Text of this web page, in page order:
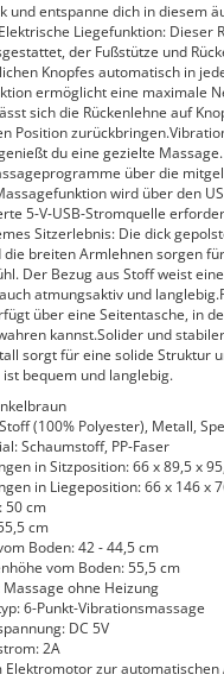
und entspanne dich in diesem
Liegefunktion: Dieser
der Fußstütze und
Knopfes automatisch in
ermöglicht eine maximale
sich die Rückenlehne auf
Position
du eine gezielte
über die
wird über den
5-V-USB-Stromquelle
Sitzerlebnis: Die dick
die breiten Armlehnen sorgen
Der Bezug aus Stoff weist
atmungsaktiv und
über eine Seitentasche, in
kannst.Solider und
sorgt für eine solide Struktur
ist bequem und langlebig.
(100% Polyester), Metall,
Schaumstoff, PP-Faser
in Sitzposition: 66 x 89,5 x
in Liegeposition: 66 x 146 x
50 cm
cm
Boden: 42 - 44,5 cm
vom Boden: 55,5 cm
ohne Heizung
6-Punkt-Vibrationsmassage
DC 5V
2A
Elektromotor zur automatischen